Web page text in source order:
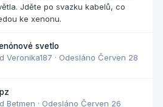
Jděte po svazku kabelů, co
ke xenonu.
svetlo
Veronika187 · Odesláno Červen 28
Betmen · Odesláno Červen 26